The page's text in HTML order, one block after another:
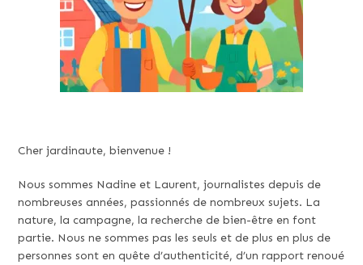
Cher jardinaute, bienvenue !
Nous sommes Nadine et Laurent, journalistes depuis de
nombreuses années, passionnés de nombreux sujets. La
nature, la campagne, la recherche de bien-être en font
partie. Nous ne sommes pas les seuls et de plus en plus de
personnes sont en quête d’authenticité, d’un rapport renoué